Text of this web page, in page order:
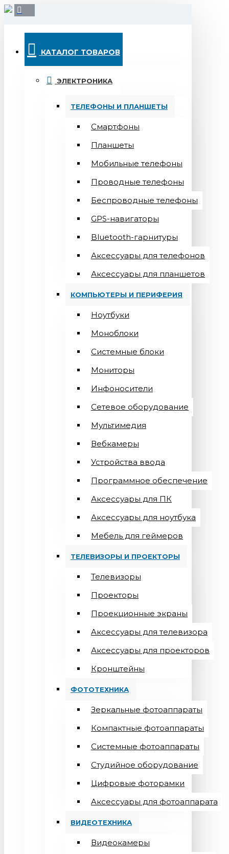
КАТАЛОГ ТОВАРОВ
ЭЛЕКТРОНИКА
ТЕЛЕФОНЫ И ПЛАНШЕТЫ
Смартфоны
Планшеты
Мобильные телефоны
Проводные телефоны
Беспроводные телефоны
GPS-навигаторы
Bluetooth-гарнитуры
Аксессуары для телефонов
Аксессуары для планшетов
КОМПЬЮТЕРЫ И ПЕРИФЕРИЯ
Ноутбуки
Моноблоки
Системные блоки
Мониторы
Инфоносители
Сетевое оборудование
Мультимедия
Вебкамеры
Устройства ввода
Программное обеспечение
Аксессуары для ПК
Аксессуары для ноутбука
Мебель для геймеров
ТЕЛЕВИЗОРЫ И ПРОЕКТОРЫ
Телевизоры
Проекторы
Проекционные экраны
Aксессуары для телевизора
Аксессуары для проекторов
Кронштейны
ФОТОТЕХНИКА
Зеркальные фотоаппараты
Компактные фотоаппараты
Системные фотоаппараты
Студийное оборудование
Цифровые фоторамки
Aксессуары для фотоаппарата
ВИДЕОТЕХНИКА
Видеокамеры